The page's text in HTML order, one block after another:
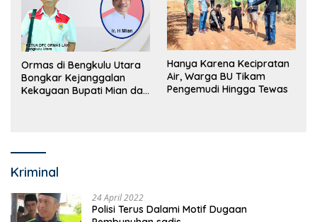
Ormas di Bengkulu Utara
Bongkar Kejanggalan
Kekayaan Bupati Mian dan
Hanya Karena Kecipratan
Air, Warga BU Tikam
Pengemudi Hingga Tewas
Kriminal
24 April 2022
Polisi Terus Dalami Motif Dugaan